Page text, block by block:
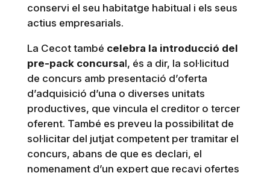
conservi el seu habitatge habitual i els seus
actius empresarials.
La Cecot també celebra la introducció del
pre-pack concursal, és a dir, la sol·licitud
de concurs amb presentació d’oferta
d’adquisició d’una o diverses unitats
productives, que vincula el creditor o tercer
oferent. També es preveu la possibilitat de
sol·licitar del jutjat competent per tramitar el
concurs, abans de que es declari, el
nomenament d’un expert que recavi ofertes